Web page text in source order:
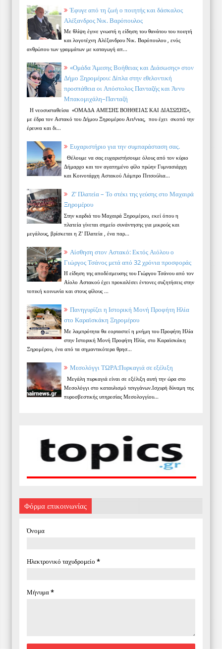
Έφυγε από τη ζωή ο ποιητής και δάσκαλος
Αλέξανδρος Νικ. Βαρόπουλος
Με θλίψη έγινε γνωστή η είδηση του θανάτου του ποιητή
και λογοτέχνη Αλέξανδρου Νικ. Βαρόπουλου , ενός
ανθρώπου των γραμμάτων με καταγωγή απ...
«Ομάδα Άμεσης Βοήθειας και Διάσωσης» στον
Δήμο Ξηρομέρου: Δίπλα στην εθελοντική
προσπάθεια οι Απόστολος Πανταζής και Άννυ
Μπακομιχάλη–Πανταζή
Η νεοσυσταθείσα «ΟΜΑΔΑ ΑΜΕΣΗΣ ΒΟΗΘΕΙΑΣ ΚΑΙ ΔΙΑΣΩΣΗΣ»,
με έδρα τον Αστακό του Δήμου Ξηρομέρου Αιτ/νιας, που έχει σκοπό την
έρευνα και δι...
Ευχαριστήριο για την συμπαράσταση σας.
Θέλουμε να σας ευχαριστήσουμε όλους από τον κύριο
Δήμαρχο και τον αγαπημένο φίλο πρώην Γυμνασιάρχη
και Κοινοτάρχη Αστακού Λάμπρο Πιτσούλια...
Ζ’ Πλατεία – Το στέκι της γεύσης στο Μαχαιρά
Ξηρομέρου
Στην καρδιά του Μαχαιρά Ξηρομέρου, εκεί όπου η
πλατεία γίνεται σημείο συνάντησης για μικρούς και
μεγάλους, βρίσκεται η Ζ’ Πλατεία , ένα παρ...
Αίσθηση στον Αστακό: Εκτός Αιόλου ο
Γιώργος Τσάνος μετά από 32 χρόνια προσφοράς
Η είδηση της αποδέσμευσης του Γιώργου Τσάνου από τον
Αίολο Αστακού έχει προκαλέσει έντονες συζητήσεις στην
τοπική κοινωνία και στους φίλους ...
Πανηγυρίζει η Ιστορική Μονή Προφήτη Ηλία
στο Καραϊσκάκη Ξηρομέρου
Με λαμπρότητα θα εορταστεί η μνήμη του Προφήτη Ηλία
στην Ιστορική Μονή Προφήτη Ηλία, στο Καραϊσκάκη
Ξηρομέρου, ένα από τα σημαντικότερα θρησ...
Μεσολόγγι ΤΩΡΑ:Πυρκαγιά σε εξέλιξη
Μεγάλη πυρκαγιά είναι σε εξέλιξη αυτή την ώρα στο
Μεσολόγγι στο καταυλισμό τσιγγάνων.Ισχυρή δύναμη της
πυροσβεστικής υπηρεσίας Μεσολογγίου...
Φόρμα επικοινωνίας
Όνομα
Ηλεκτρονικό ταχυδρομείο *
Μήνυμα*